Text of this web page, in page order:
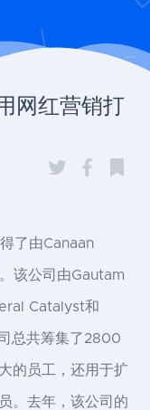
网红营销打
了由Canaan
该公司由Gautam
Catalyst和
总共筹集了2800
的员工，还用于扩
。去年，该公司的